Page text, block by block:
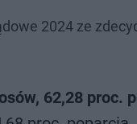
2024 ze
62,28 proc.